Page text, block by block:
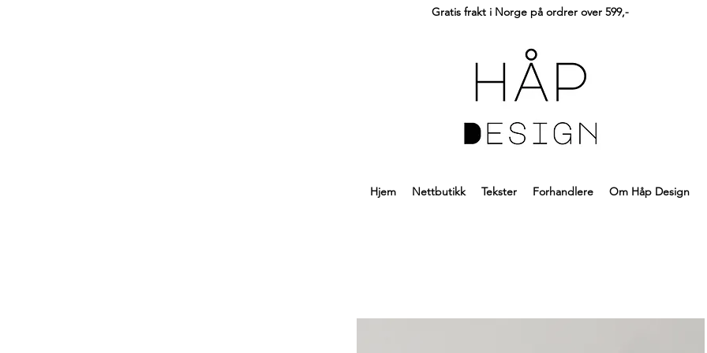
Hjem Nettbutikk Tekster Forhandlere Om Håp Design
Gratis frakt i Norge på ordrer over 599,-